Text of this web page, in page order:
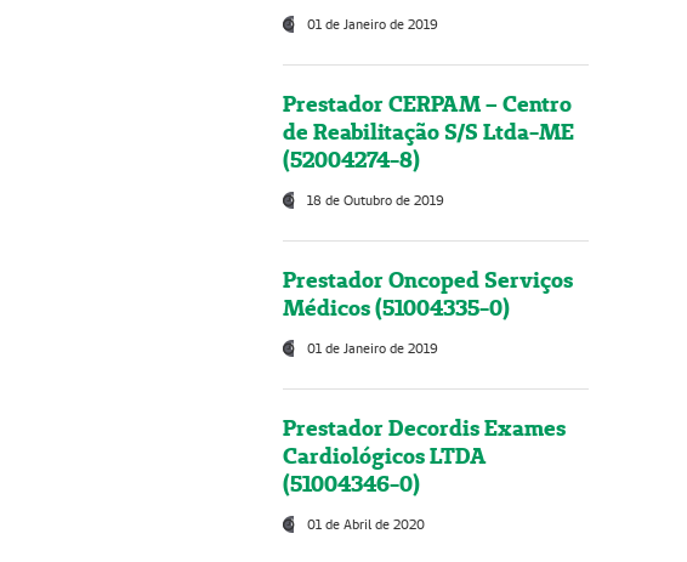
01 de Janeiro de 2019
Prestador CERPAM – Centro
de Reabilitação S/S Ltda-ME
(52004274-8)
18 de Outubro de 2019
Prestador Oncoped Serviços
Médicos (51004335-0)
01 de Janeiro de 2019
Prestador Decordis Exames
Cardiológicos LTDA
(51004346-0)
01 de Abril de 2020